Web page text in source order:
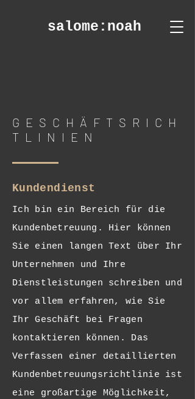
salome :noah
GESCHÄFTSRICH
TLINIEN
Kundendienst
Ich bin ein Bereich für die
Kundenbetreuung. Hier können
Sie einen langen Text über Ihr
Unternehmen und Ihre
Dienstleistungen schreiben und
vor allem erfahren, wie Sie
Ihr Geschäft bei Fragen
kontaktieren können. Das
Verfassen einer detaillierten
Kundenbetreuungsrichtlinie ist
eine großartige Möglichkeit,